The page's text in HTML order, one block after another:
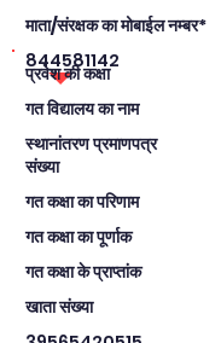
माता/संरक्षक का मोबाईल नम्बर*
844581142
प्रवेश की कक्षा
गत विद्यालय का नाम
स्थानांतरण प्रमाणपत्र
संख्या
गत कक्षा का परिणाम
गत कक्षा का पूर्णाक
गत कक्षा के प्राप्तांक
खाता संख्या